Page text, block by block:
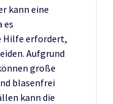
kann eine
es
Hilfe erfordert,
Aufgrund
große
blasenfrei
kann die